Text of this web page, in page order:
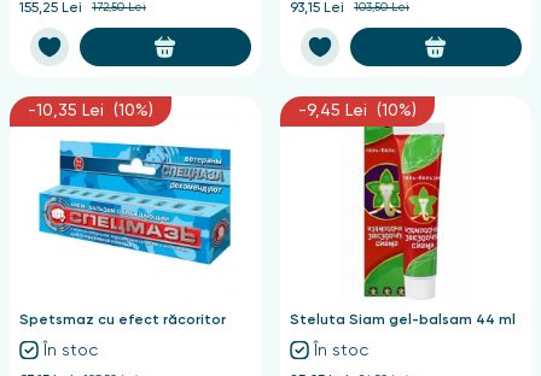
155,25 Lei 172,50 Lei 93,15 Lei 103,50 Lei
-10,35 Lei (10%)
Spetsmaz cu efect răcoritor
În stoc
-9,45 Lei (10%)
Steluta Siam gel-balsam 44 ml
În stoc